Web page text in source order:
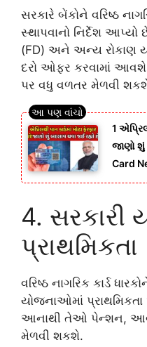
સરકારે બેંકોને વરિષ્ઠ
સ્થાપવાનો નિર્દેશ આપ્યો
(FD) અને અન્ય રોકાણ
દરો ઓફર કરવામાં
પર વધુ વળતર મેળવી
1
જાણો શું
Card
4. સરકારી
પ્રાથમિકતા
વરિષ્ઠ નાગરિક કાર્ડ
યોજનાઓમાં
આનાથી તેઓ પેન્શન,
મેળવી શકશે.